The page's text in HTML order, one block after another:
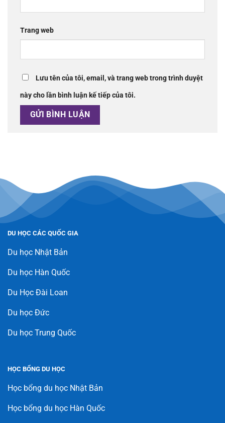
Trang web
Lưu tên của tôi, email, và trang web trong trình duyệt
này cho lần bình luận kế tiếp của tôi.
DU HỌC CÁC QUỐC GIA
Du học Nhật Bản
Du học Hàn Quốc
Du Học Đài Loan
Du học Đức
Du học Trung Quốc
HỌC BỔNG DU HỌC
Học bổng du học Nhật Bản
Học bổng du học Hàn Quốc